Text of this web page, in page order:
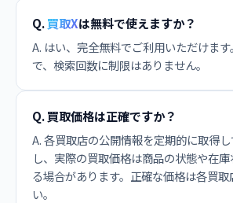
Q.買取Xは無料で使えますか？
A. はい、完全無料でご利用いただけま
で、検索回数に制限はありません。
Q. 買取価格は正確ですか？
A. 各買取店の公開情報を定期的に取得
し、実際の買取価格は商品の状態や在
る場合があります。正確な価格は各買
い。